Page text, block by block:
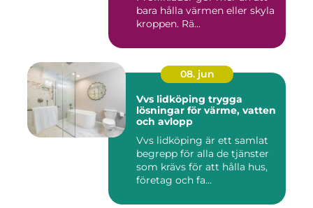
bara hålla värmen eller skyla
kroppen. Rä...
08. jun
Vvs lidköping trygga
lösningar för värme, vatten
och avlopp
Vvs lidköping är ett samlat
begrepp för alla de tjänster
som krävs för att hålla hus,
företag och fa...